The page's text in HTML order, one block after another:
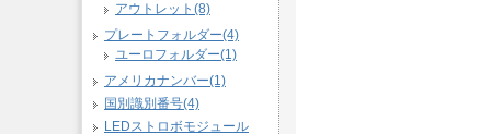
アウトレット(8)
プレートフォルダー(4)
ユーロフォルダー(1)
アメリカナンバー(1)
国別識別番号(4)
LEDストロボモジュール